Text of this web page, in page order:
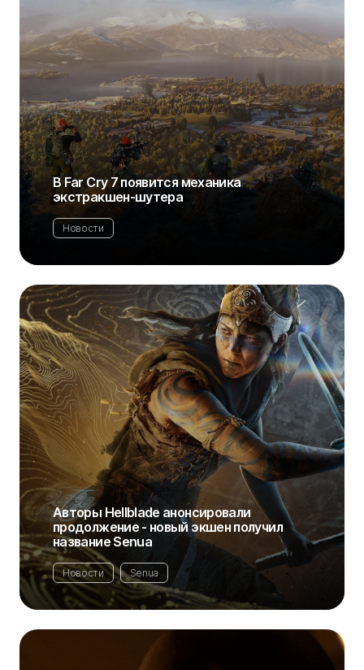
В Far Cry 7 появится механика
экстракшен-шутера
Новости
Авторы Hellblade анонсировали
продолжение - новый экшен получил
название Senua
Новости Senua